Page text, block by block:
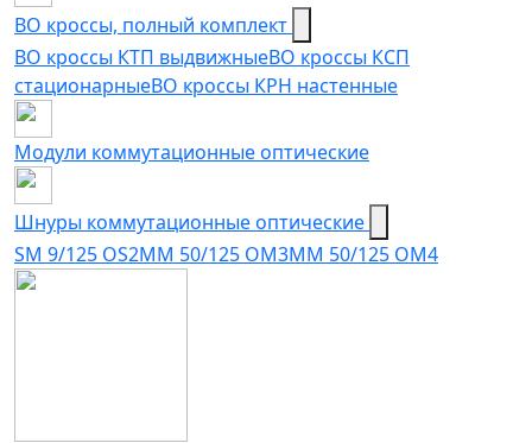
ВО кроссы, полный комплект
ВО кроссы КТП выдвижныеВО кроссы КСП
стационарныеВО кроссы КРН настенные
Модули коммутационные оптические
Шнуры коммутационные оптические
SM 9/125 OS2MM 50/125 OM3MM 50/125 OM4